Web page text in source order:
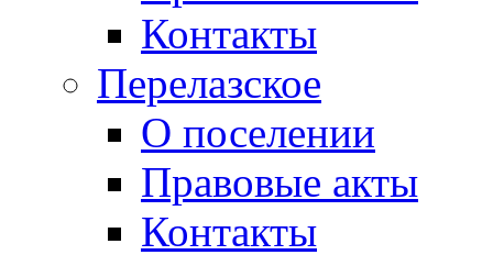
Контакты
Перелазское
О поселении
Правовые акты
Контакты